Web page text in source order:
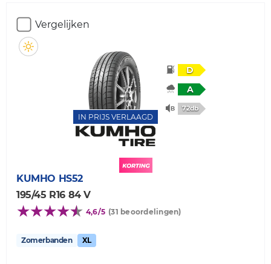
Vergelijken
IN PRIJS VERLAAGD
D
A
72db
KUMHO HS52
195/45 R16 84 V
4,6/5 (31 beoordelingen)
Zomerbanden XL